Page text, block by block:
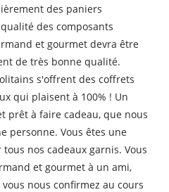
des paniers
des composants
et gourmet devra être
de très bonne qualité.
s'offrent des coffrets
qui plaisent à 100% ! Un
prêt à faire cadeau, que nous
personne. Vous êtes une
nos cadeaux garnis. Vous
et gourmet à un ami,
nous confirmez au cours